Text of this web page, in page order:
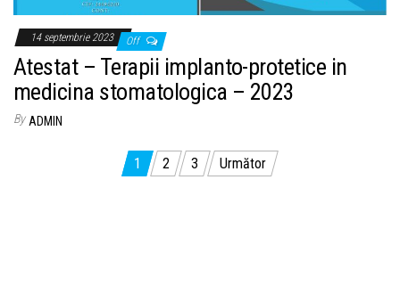
14 septembrie 2023 Off
Atestat – Terapii implanto-protetice in
medicina stomatologica – 2023
By ADMIN
Navigare în articole
1 2 3 Următor